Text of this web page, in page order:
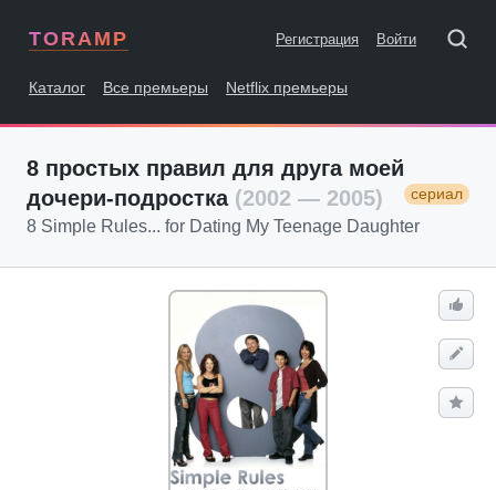
TORAMP Регистрация Войти
Каталог Все премьеры Netflix премьеры
8 простых правил для друга моей
дочери-подростка (2002 — 2005) сериал
8 Simple Rules... for Dating My Teenage Daughter